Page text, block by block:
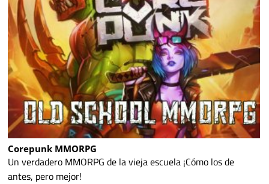
Corepunk MMORPG
Un verdadero MMORPG de la vieja escuela ¡Cómo los de
antes, pero mejor!